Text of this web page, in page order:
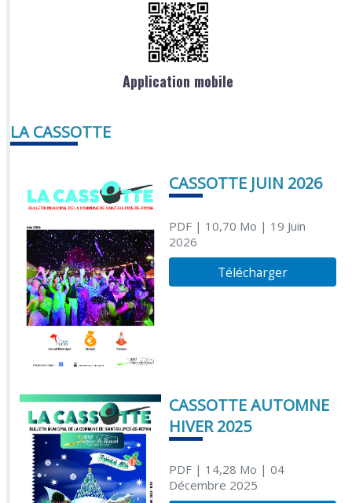
Application mobile
LA CASSOTTE
CASSOTTE JUIN 2026
PDF| 10,70 Mo | 19 Juin
2026
Télécharger
CASSOTTE AUTOMNE
HIVER 2025
PDF| 14,28 Mo | 04
Décembre 2025